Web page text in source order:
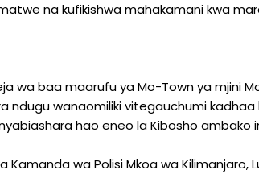
na kufikishwa mahakamani kwa
wa baa maarufu ya Mo-Town ya mjini
ndugu wanaomiliki vitegauchumi kadhaa
hao eneo la Kibosho
Kamanda wa Polisi Mkoa wa Kilimanjaro,